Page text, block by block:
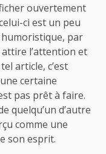
ouvertement
ci est un peu
par
l’attention et
article, c’est
certaine
pas prêt à faire.
quelqu’un d’autre
comme une
son esprit.